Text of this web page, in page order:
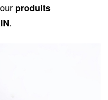
produits
.